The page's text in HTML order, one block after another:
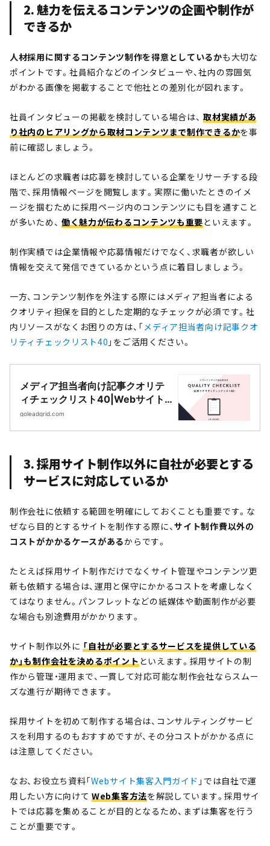
2. 魅力を伝えるコンテンツの企画や制作が
できるか
人材採用に関するコンテンツ制作を得意としているかも大切な
ポイントです。社員紹介などのインタビューや、社内の雰囲気
がわかる画像を掲載することで他社との差別化が図れます。
社員インタビューの掲載を検討している場合は、取材実績があ
り社内のヒアリングから取材コンテンツまで制作できるかを事
前に確認しましょう。
ほとんどの求職者は応募を検討している企業をリサーチする段
階で、採用情報ページを閲覧します。実際に働いたときのイメ
ージを掴むために採用ページ内のコンテンツにも目を通すこと
が多いため、 働く魅力が伝わるコンテンツも重要といえます。
制作実績では企業情報や応募情報だけでなく、求職者が欲しい
情報を交えて発信できているかという点に着目しましょう。
一方、コンテンツ制作を外注する際にはメディア担当者による
クオリティ担保を目的とした定期的なチェックが必須です。社
内リソースがなくお困りの方は、「メディア担当者向け記事クオ
リティチェックリスト40 」をご活用ください。
メディア担当者向け記事クオリテ
ィチェックリスト40|Webサイト
制作・CMS開発｜LeadGrid
goleadgrid.com
3. 採用サイト制作以外に自社が必要とする
サービスに対応しているか
制作会社に依頼する範囲を明確にしておくことも重要です。な
ぜなら目的とするサイトを制作する際に、サイト制作費以外の
コストがかかるケースがあるからです。
たとえば採用サイト制作だけでなくサイト管理やコンテンツ更
新も依頼する場合は、運用と保守にかかるコストを考慮しなく
てはなりません。パンフレットなどの紙媒体や動画制作が必要
な場合も別途費用がかかります。
サイト制作以外に「自社が必要とするサービスを提供している
か」も制作会社を決めるポイントといえます。採用サイトの制
作から管理・運用まで、一貫して対応可能な制作会社ならスムー
ズな進行が期待できます。
採用サイトを初めて制作する場合は、コンサルティングサービ
スを利用するのもおすすめですが、その分コストがかかる点に
は注意してください。
なお、お役立ち資料「Webサイト集客入門ガイド 」では自社で運
用したい方に向けて Web集客方法を解説しています。採用サイ
トでは応募を集めることが目的となるため、まずは集客を行う
ことが重要です。